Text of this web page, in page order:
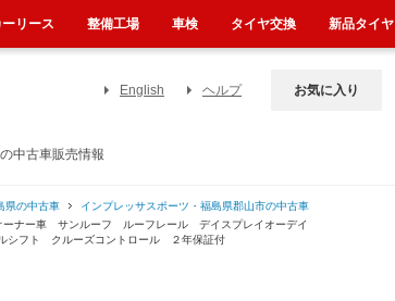
中古車販売情報
English ヘルプ お気に入り
県の中古車
インプレッサスポーツ・福島県郡山市の中古車
ナー車 サンルーフ ルーフレール デイスプレイオーデイ
フト クルーズコントロール ２年保証付
ーリース 整備工場 車検 タイヤ交換 新品タイヤ